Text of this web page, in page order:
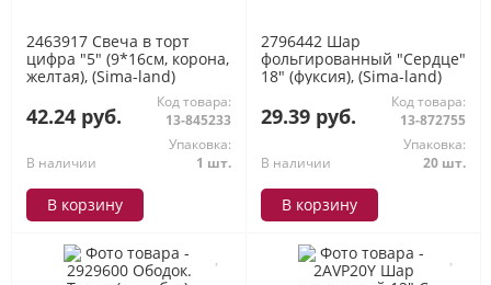
2463917 Свеча в торт
цифра "5" (9*16см, корона,
желтая), (Sima-land)
42.24 руб.
Код товара:
13-845233
В наличии
Упаковка:
1 шт.
В корзину
2796442 Шар
фольгированный "Сердце"
18" (фуксия), (Sima-land)
29.39 руб.
Код товара:
13-872755
В наличии
Упаковка:
20 шт.
В корзину